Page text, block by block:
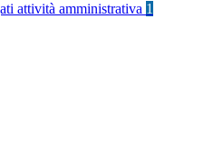
attività amministrativa 1